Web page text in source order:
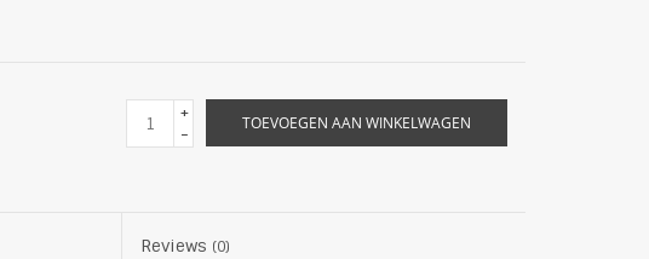
+
-
TOEVOEGEN AAN WINKELWAGEN
Reviews (0)